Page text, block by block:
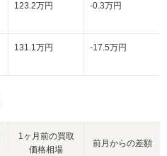
123.2万円 -0.3万円
131.1万円 -17.5万円
1ヶ月前の買取
価格相場
前月からの差額